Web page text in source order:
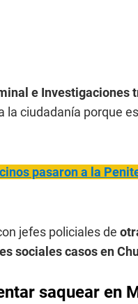
e Investigaciones
ciudadanía porque
pasaron a la
jefes policiales de
sociales casos en
saquear en